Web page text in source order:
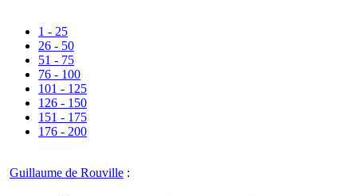
1 - 25
26 - 50
51 - 75
76 - 100
101 - 125
126 - 150
151 - 175
176 - 200
Guillaume de Rouville :